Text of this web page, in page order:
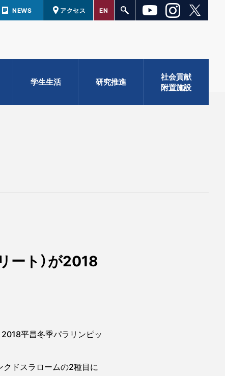
NEWS アクセス EN
学生生活 研究推進
社会貢献
附置施設
ート）が2018
平昌冬季パラリンピッ
ドスラロームの2種目に